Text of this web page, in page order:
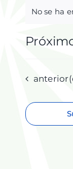
Aviso
No se ha
fecha.
Eventos